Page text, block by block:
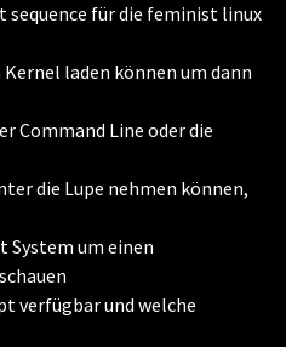
sequence für die feminist linux
laden können um dann
Command Line oder die
die Lupe nehmen können,
um einen
verfügbar und welche